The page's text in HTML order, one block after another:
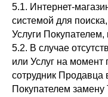
5.1. Интернет-
системой для
Услуги
5.2. В случае
или Услуг на момент
сотрудник Продавца
Покупателем замену